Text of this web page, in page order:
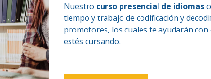
Nuestro curso presencial de idiomas
tiempo y trabajo de codificación y
promotores, los cuales te ayudarán
estés cursando.